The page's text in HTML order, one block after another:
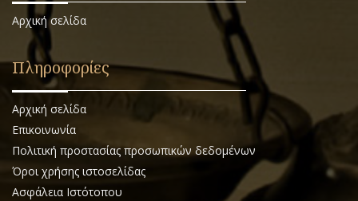
Αρχική σελίδα
Πληροφορίες
Αρχική σελίδα
Επικοινωνία
Πολιτική προστασίας προσωπικών δεδομένων
Όροι χρήσης ιστοσελίδας
Ασφάλεια Ιστότοπου